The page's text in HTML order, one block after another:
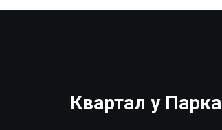
Квартал у Парка